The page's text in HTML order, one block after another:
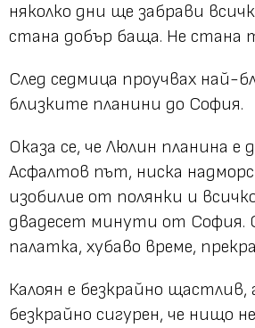
няколко дни ще забрави
стана добър баща. Не стана
След седмица проучвах най-
близките планини до София.
Оказа се, че Люлин планина е
Асфалтов път, ниска
изобилие от полянки и
двадесет минути от София.
палатка, хубаво време,
Калоян е безкрайно щастлив,
безкрайно сигурен, че нищо